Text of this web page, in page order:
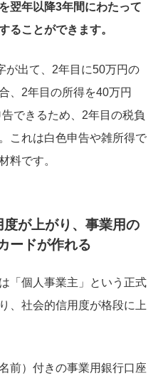
翌年以降3年間にわたって
ることができます。
が出て、2年目に50万円の
、2年目の所得を40万円
できるため、2年目の税負
これは白色申告や雑所得で
料です。
が上がり、事業用の
ードが作れる
「個人事業主」という正式
、社会的信用度が格段に上
前）付きの事業用銀行口座